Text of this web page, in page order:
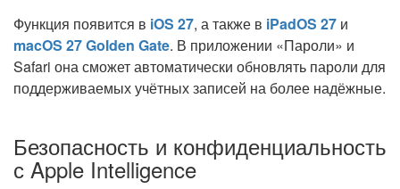
Функция появится в iOS 27, а также в iPadOS 27 и
macOS 27 Golden Gate. В приложении «Пароли» и
Safari она сможет автоматически обновлять пароли для
поддерживаемых учётных записей на более надёжные.
Безопасность и конфиденциальность
с Apple Intelligence